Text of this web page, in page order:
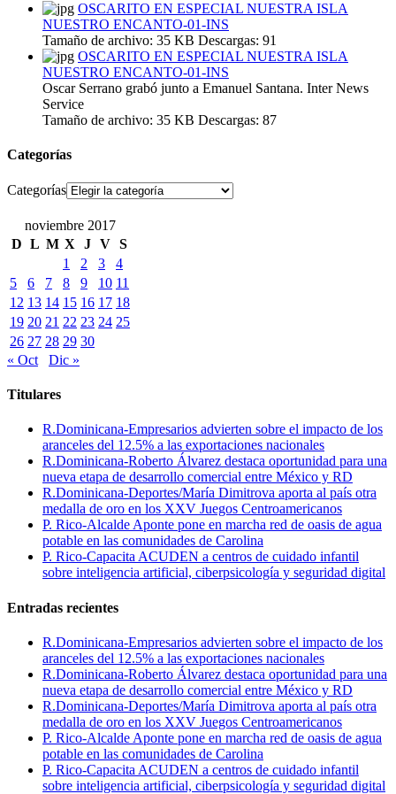
OSCARITO EN ESPECIAL NUESTRA ISLA
NUESTRO ENCANTO-01-INS
Tamaño de archivo: 35 KB Descargas: 91
OSCARITO EN ESPECIAL NUESTRA ISLA
NUESTRO ENCANTO-01-INS
Oscar Serrano grabó junto a Emanuel Santana. Inter News
Service
Tamaño de archivo: 35 KB Descargas: 87
Categorías
Categorías
noviembre 2017
D L M X J V S
1
2 3
4
5
6 7 8 9 10 11
12 13 14 15 16 17 18
19 20 21 22 23 24 25
26 27 28 29 30
« Oct
Dic »
Titulares
R.Dominicana-Empresarios advierten sobre el impacto de los
aranceles del 12.5% a las exportaciones nacionales
R.Dominicana-Roberto Álvarez destaca oportunidad para una
nueva etapa de desarrollo comercial entre México y RD
R.Dominicana-Deportes/María Dimitrova aporta al país otra
medalla de oro en los XXV Juegos Centroamericanos
P. Rico-Alcalde Aponte pone en marcha red de oasis de agua
potable en las comunidades de Carolina
P. Rico-Capacita ACUDEN a centros de cuidado infantil
sobre inteligencia artificial, ciberpsicología y seguridad digital
Entradas recientes
R.Dominicana-Empresarios advierten sobre el impacto de los
aranceles del 12.5% a las exportaciones nacionales
R.Dominicana-Roberto Álvarez destaca oportunidad para una
nueva etapa de desarrollo comercial entre México y RD
R.Dominicana-Deportes/María Dimitrova aporta al país otra
medalla de oro en los XXV Juegos Centroamericanos
P. Rico-Alcalde Aponte pone en marcha red de oasis de agua
potable en las comunidades de Carolina
P. Rico-Capacita ACUDEN a centros de cuidado infantil
sobre inteligencia artificial, ciberpsicología y seguridad digital